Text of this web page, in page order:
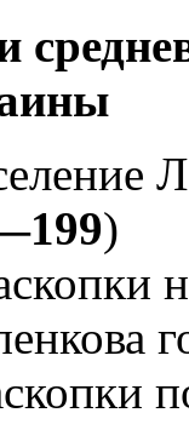
)